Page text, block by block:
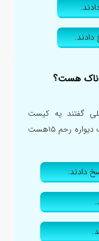
گفتند یه کیست
کوچک در تخمدان چپ دارید اما ضخامت دیواره رحم ۱۵هست
دادند.